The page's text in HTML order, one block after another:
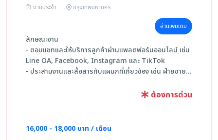
งานประจำ กรุงเทพมหานคร
อ่านเพิ่มเติม
ลักษณะงาน
- ตอบแชทและให้บริการลูกค้าผ่านแพลตฟอร์มออนไลน์ เช่น
Line OA, Facebook, Instagram และ TikTok
- ประสานงานและสื่อสารกับแผนกที่เกี่ยวข้อง เช่น ฝ่ายขาย
- ปฏิบัติงานอื่น ๆ ตามที่ได้รับมอบหมายจากผู้บังคับบัญชา
14:00–22:00 (สลับวันหยุดระหว่างวันเสาร์หรือวันอาทิตย์ใน
แต่ละสัปดาห์)
ต้องการด่วน
16,000 - 18,000 บาท / เดือน